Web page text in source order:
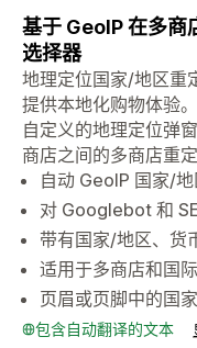
基于 GeoIP 在多
选择器
地理定位国家/地区重
提供本地化购物体验
自定义的地理定位弹
商店之间的多商店重
自动 GeoIP 国家/
对 Googlebot 和
带有国家/地区、货
适用于多商店和国
页眉或页脚中的国
包含自动翻译的文本